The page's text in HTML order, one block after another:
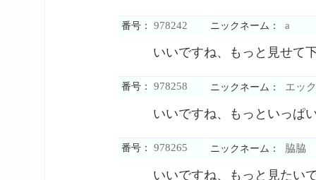
番号： 978242 ニックネーム： a
いいですね、もっと見せて
番号： 978258 ニックネーム： エッ
いいですね、もっといっぱ
番号： 978265 ニックネーム： 脇脇
いいですね、もっと見たい